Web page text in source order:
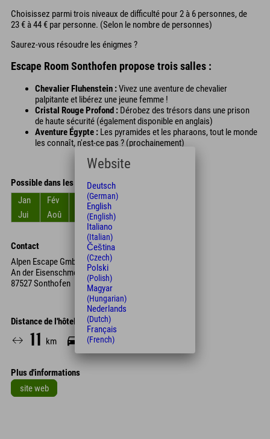
Choisissez parmi trois niveaux de difficulté pour 2 à 6 personnes, de
23 € à 44 € par personne. (Selon le nombre de personnes)
Saurez-vous résoudre les énigmes ?
Escape Room Sonthofen propose trois salles :
Chevalier Fluhenstein :Vivez une aventure de chevalier
palpitante et libérez une jeune femme !
Cristal Rouge Profond : Dérobez des trésors dans une prison
de haute sécurité (également disponible en anglais)
Aventure Égypte : Les pyramides et les pharaons, tout le monde
les connaît, n'est-ce pas ? (prochainement)
Possible dans les mois
Jan
Fév Mar Avr
Jui
Aoû Sep Oct
Contact
Alpen Escape GmbH
An der Eisenschmelze 14
87527 Sonthofen
Distance de l'hôtel
11 km 15 Min.
Plus d'informations
site web
Website
Deutsch
(German)
English
(English)
Italiano
(Italian)
Čeština
(Czech)
Polski
(Polish)
Magyar
(Hungarian)
Nederlands
(Dutch)
Français
(French)